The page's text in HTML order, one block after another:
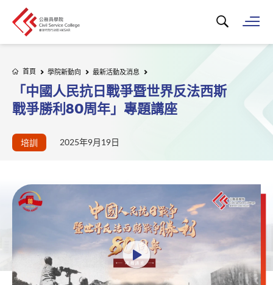
搜尋關鍵字...
首頁 學院新動向 最新活動及消息
「中國人民抗日戰爭暨世界反法西斯
戰爭勝利80周年」專題講座
培訓 2025年9月19日